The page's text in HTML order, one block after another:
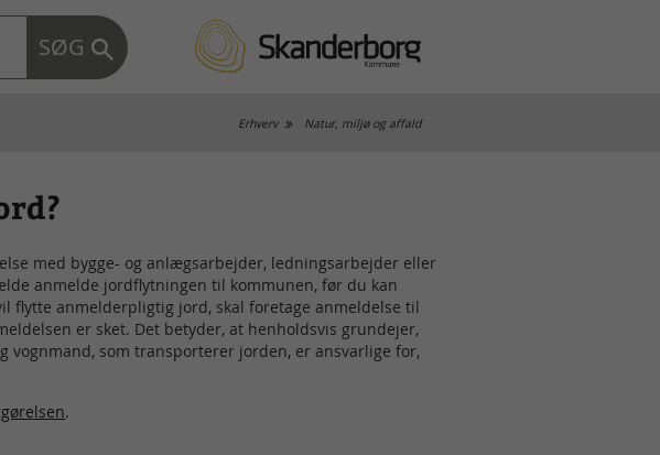
SØG
Erhverv Natur, miljø og affald
med bygge- og anlægsarbejder, ledningsarbejder eller
anmelde jordflytningen til kommunen, før du kan
flytte anmelderpligtig jord, skal foretage anmeldelse til
er sket. Det betyder, at henholdsvis grundejer,
vognmand, som transporterer jorden, er ansvarlige for,
.